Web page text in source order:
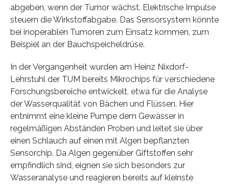
abgeben, wenn der Tumor wächst. Elektrische Impulse
steuern die Wirkstoffabgabe. Das Sensorsystem könnte
bei inoperablen Tumoren zum Einsatz kommen, zum
Beispiel an der Bauchspeicheldrüse.
In der Vergangenheit wurden am Heinz Nixdorf-
Lehrstuhl der TUM bereits Mikrochips für verschiedene
Forschungsbereiche entwickelt, etwa für die Analyse
der Wasserqualität von Bächen und Flüssen. Hier
entnimmt eine kleine Pumpe dem Gewässer in
regelmäßigen Abständen Proben und leitet sie über
einen Schlauch auf einen mit Algen bepflanzten
Sensorchip. Da Algen gegenüber Giftstoffen sehr
empfindlich sind, eignen sie sich besonders zur
Wasseranalyse und reagieren bereits auf kleinste